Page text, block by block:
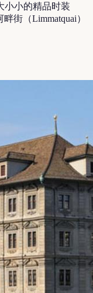
小的精品时装
街（Limmatquai）